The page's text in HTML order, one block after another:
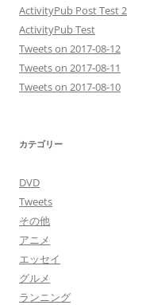
ActivityPub Post Test 2
ActivityPub Test
Tweets on 2017-08-12
Tweets on 2017-08-11
Tweets on 2017-08-10
カテゴリー
DVD
Tweets
その他
アニメ
エッセイ
グルメ
ランニング